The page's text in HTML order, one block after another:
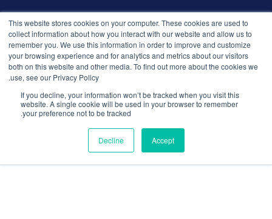
This website stores cookies on your computer. These cookies are used to
collect information about how you interact with our website and allow us to
remember you. We use this information in order to improve and customize
your browsing experience and for analytics and metrics about our visitors
both on this website and other media. To find out more about the cookies we
use, see our Privacy Policy.
If you decline, your information won’t be tracked when you visit this
website. A single cookie will be used in your browser to remember
your preference not to be tracked.
Accept
Decline
سياسة الخصوصية
الإصدارات
الأمان والامتثال
الشروط والأحكام